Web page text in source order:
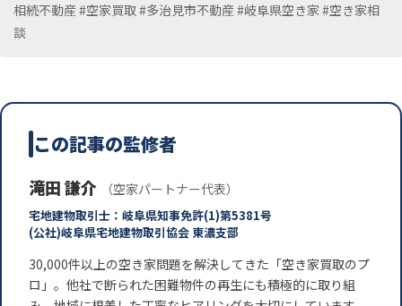
相続不動産 #空家買取 #多治見市不動産 #岐阜県空き家 #空き家相
談
この記事の監修者
滝田 謙介 （空家パートナー代表）
宅地建物取引士：岐阜県知事免許(1)第5381号
(公社)岐阜県宅地建物取引協会 東濃支部
30,000件以上の空き家問題を解決してきた「空き家買取のプ
ロ」。他社で断られた困難物件の再生にも積極的に取り組